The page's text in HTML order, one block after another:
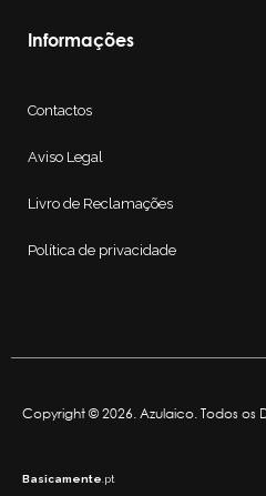
Informações
Contactos
Aviso Legal
Livro de Reclamações
Política de privacidade
Copyright © 2026. Azulaico. Todos os
Basicamente .pt